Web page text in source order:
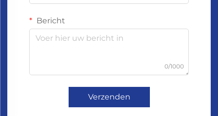
Bericht
0/1000
Verzenden